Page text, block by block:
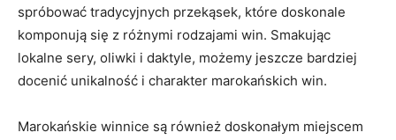
spróbować ​tradycyjnych przekąsek, które doskonale
komponują się z różnymi rodzajami ​win. Smakując‍
lokalne⁤ sery, oliwki⁣ i‍ daktyle, ⁤możemy‌ jeszcze bardziej
docenić unikalność i charakter marokańskich win.
Marokańskie winnice są również ‍doskonałym miejscem